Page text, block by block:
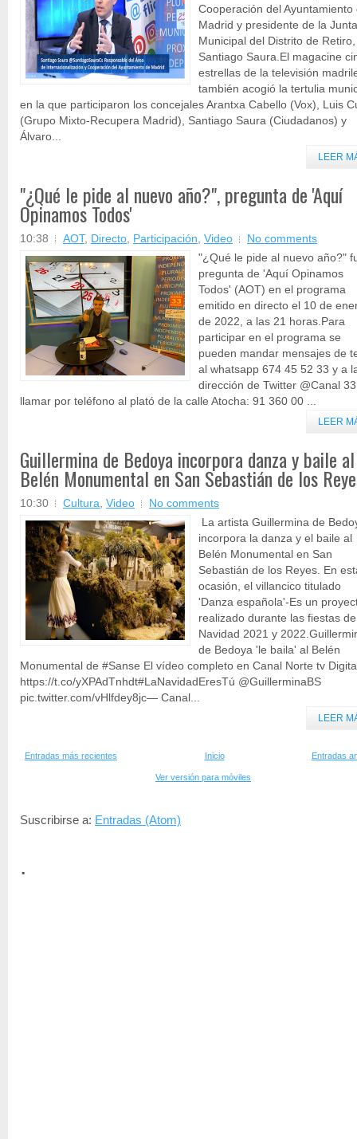
Cooperación del Ayuntamiento
Madrid y presidente de la Junta
Municipal del Distrito de Retiro,
Santiago Saura.El magacine
estrellas de la televisión
también acogió la tertulia
en la que participaron los concejales Arantxa Cabello (Vox), Luis
(Grupo Mixto-Recupera Madrid), Santiago Saura (Ciudadanos) y
Álvaro...
LEER
"¿Qué le pide al nuevo año?", pregunta de 'Aquí
Opinamos Todos'
10:38 AOT, Directo, Participación, Video
No comments
"¿Qué le pide al nuevo año?"
pregunta de 'Aquí Opinamos
Todos' (AOT) en el programa
emitido en directo el 10 de
de 2022, a las 21 horas.Para
participar en el programa se
pueden mandar mensajes de
al whatsapp 674 45 52 33 y a
dirección de Twitter @Canal
llamar por teléfono al plató de la calle Atocha: 91 360 00 ...
LEER
Guillermina de Bedoya incorpora danza y baile al
Belén Monumental en San Sebastián de los
10:30 Cultura, Video
No comments
La artista Guillermina de
incorpora la danza y el baile al
Belén Monumental en San
Sebastián de los Reyes. En
ocasión, el villancico titulado
'Danza española'-Es un
realizado durante las fiestas de
Navidad 2021 y
de Bedoya 'le baila' al Belén
Monumental de #Sanse El vídeo completo en Canal Norte tv
https://t.co/yXPAdTnhdt#LaNavidadEresTú @GuillerminaBS
pic.twitter.com/vHlfdey8jc— Canal...
LEER
Entradas más recientes Entradas
Inicio
Ver versión para móviles
Suscribirse a: Entradas (Atom)
.